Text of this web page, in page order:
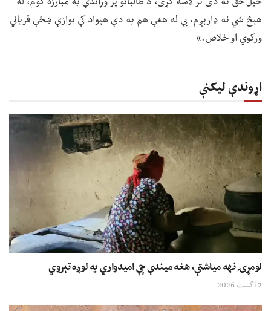
هېڅ شي نه ډارېږم، بې له هغې هم په دې هېواد کې یوازې ښځې قرباني
ورکوي او خلاص.»
اړوندې لیکنې
لومړۍ نهه میاشتې، هغه میندې چې امیدواري په لوږه تېروي
2 اگست 2026